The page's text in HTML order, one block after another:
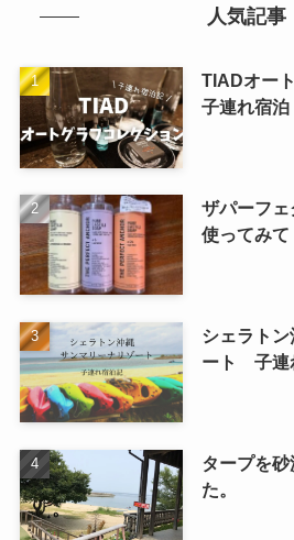
人気記事
TIADオー
子連れ宿泊
ザパーフェ
使ってみて
シェラト
ート 子連
タープを
た。